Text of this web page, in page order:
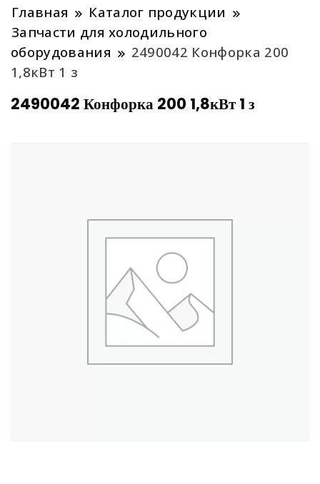
Главная
Каталог продукции
Запчасти для холодильного
оборудования
2490042 Конфорка 200
1,8кВт 1 з
2490042 Конфорка 200 1,8кВт 1 з